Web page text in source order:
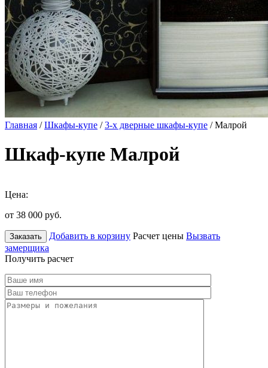
Главная /Шкафы-купе /3-х дверные шкафы-купе / Малрой
Шкаф-купе Малрой
Цена:
от 38 000 руб.
Заказать Добавить в корзину Расчет цены Вызвать
замерщика
Получить расчет